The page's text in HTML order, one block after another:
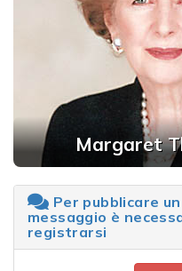
Margaret
Per pubblicare
messaggio è
registrarsi